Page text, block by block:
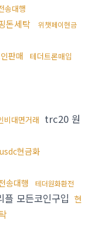
송대행
돈세탁
위챗페이현금
판매 테더트론매입
비대면거래 trc20 원
usdc현금화
송대행 테더원화환전
플 모든코인구입 현